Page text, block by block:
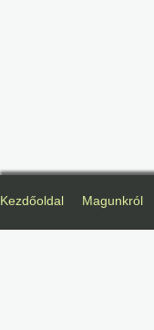
Kezdőoldal Magunkról